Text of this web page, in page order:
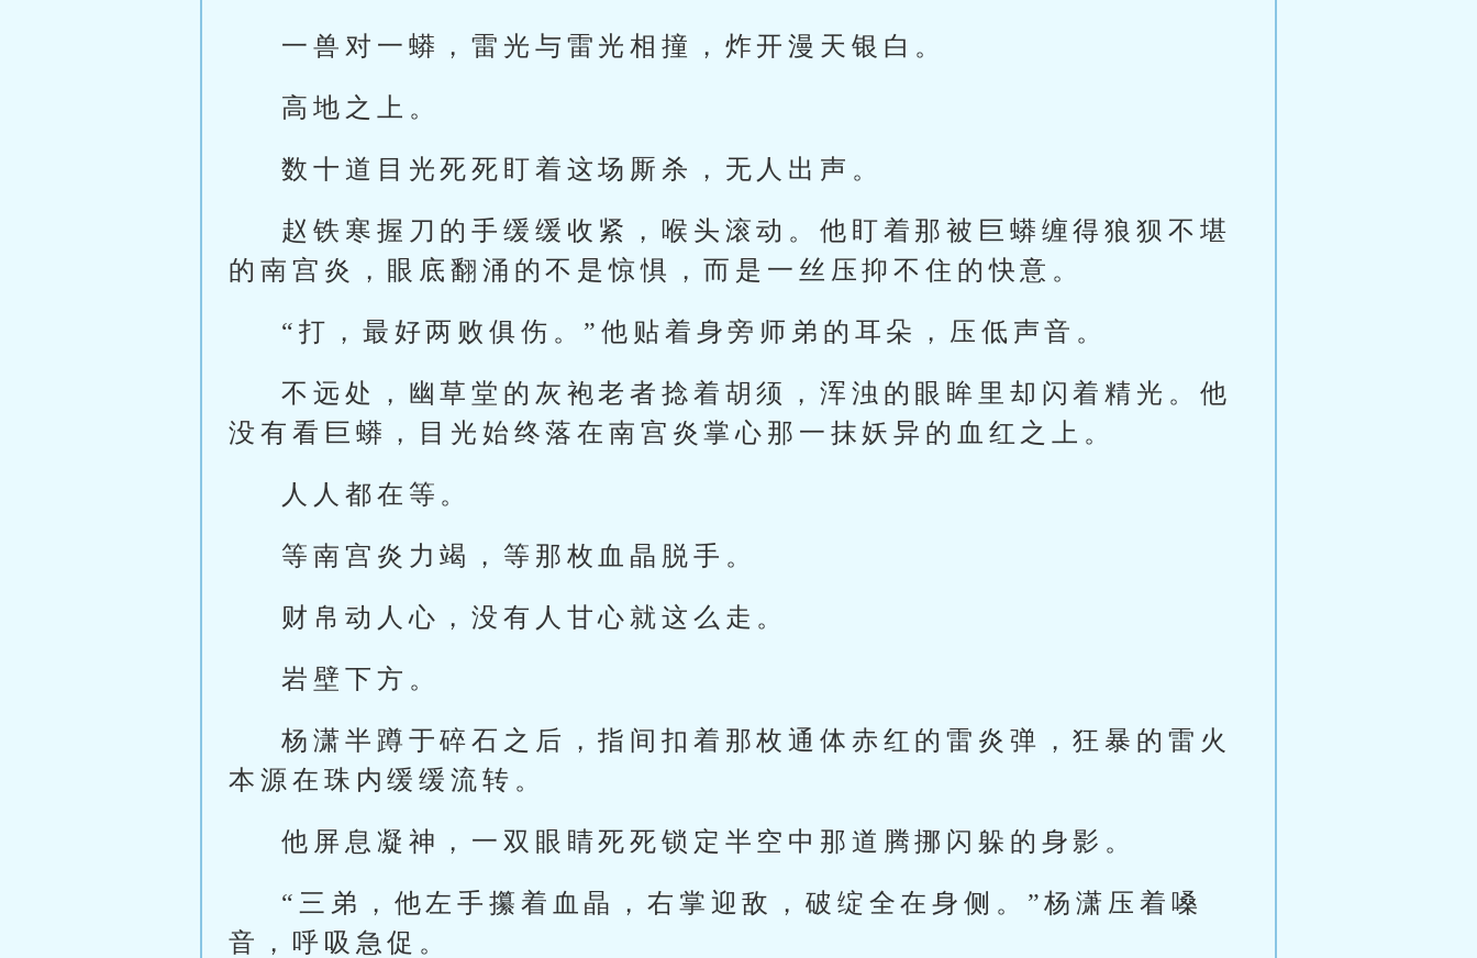
一兽对一蟒，雷光与雷光相撞，炸开漫天银白。
高地之上。
数十道目光死死盯着这场厮杀，无人出声。
赵铁寒握刀的手缓缓收紧，喉头滚动。他盯着那被巨蟒缠得狼狈不堪
的南宫炎，眼底翻涌的不是惊惧，而是一丝压抑不住的快意。
“打，最好两败俱伤。”他贴着身旁师弟的耳朵，压低声音。
不远处，幽草堂的灰袍老者捻着胡须，浑浊的眼眸里却闪着精光。他
没有看巨蟒，目光始终落在南宫炎掌心那一抹妖异的血红之上。
人人都在等。
等南宫炎力竭，等那枚血晶脱手。
财帛动人心，没有人甘心就这么走。
岩壁下方。
杨潇半蹲于碎石之后，指间扣着那枚通体赤红的雷炎弹，狂暴的雷火
本源在珠内缓缓流转。
他屏息凝神，一双眼睛死死锁定半空中那道腾挪闪躲的身影。
“三弟，他左手攥着血晶，右掌迎敌，破绽全在身侧。”杨潇压着嗓
音，呼吸急促。